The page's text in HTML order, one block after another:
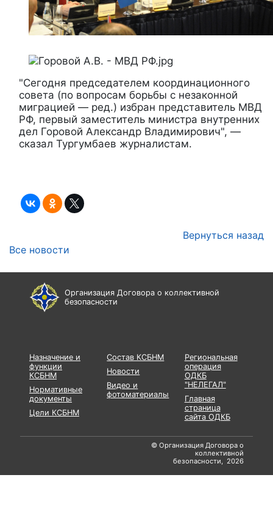
"Сегодня председателем координационного
совета (по вопросам борьбы с незаконной
миграцией — ред.) избран представитель МВД
РФ, первый заместитель министра внутренних
дел Горовой Александр Владимирович", —
сказал Тургумбаев журналистам.
Вернуться назад
Все новости
Организация Договора о коллективной
безопасности
Назначение и
функции
КСБНМ
Нормативные
документы
Цели КСБНМ
Состав КСБНМ
Новости
Видео и
фотоматериалы
Региональная
операция
ОДКБ
"НЕЛЕГАЛ"
Главная
страница
сайта ОДКБ
© Организация Договора о
коллективной
безопасности, 2026